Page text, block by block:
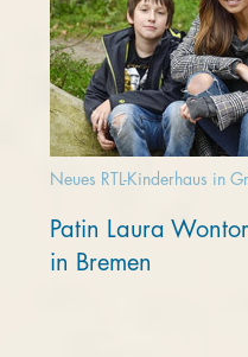
Neues RTL-Kinderhaus in
Patin Laura
in Bremen